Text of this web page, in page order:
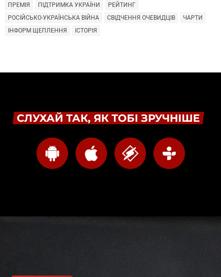
ПРЕМІЯ
ПІДТРИМКА УКРАЇНИ
РЕЙТИНГ
РОСІЙСЬКО-УКРАЇНСЬКА ВІЙНА
СВІДЧЕННЯ ОЧЕВИДЦІВ
ЧАРТИ
ІНФОРМ ЩЕПЛЕННЯ
ІСТОРІЯ
СЛУХАЙ ТАК, ЯК ТОБІ ЗРУЧНІШЕ